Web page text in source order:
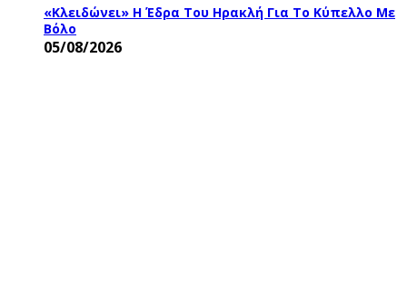
«Κλειδώνει» Η Έδρα Του Ηρακλή Για Το Κύπελλο Με
Βόλο
05/08/2026